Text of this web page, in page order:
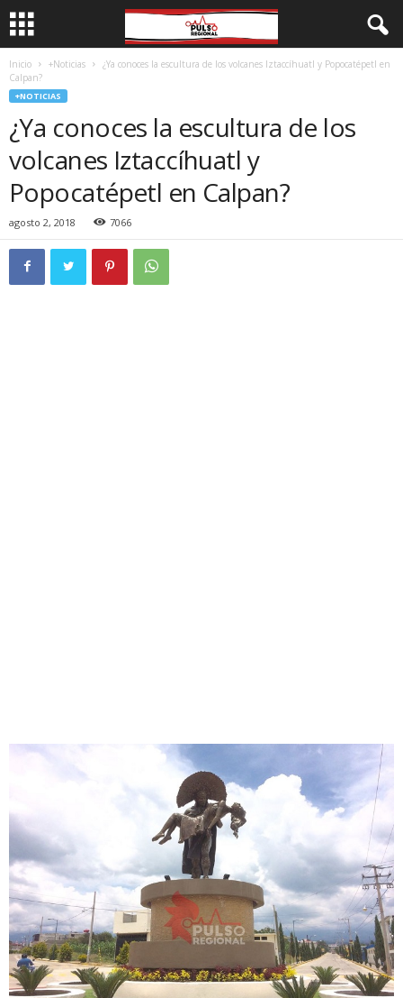
Inicio +Noticias
¿Ya conoces la escultura de los volcanes Iztaccíhuatl y Popocatépetl en
Calpan?
+NOTICIAS
¿Ya conoces la escultura de los
volcanes Iztaccíhuatl y
Popocatépetl en Calpan?
agosto 2, 2018 7066